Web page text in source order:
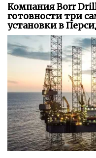
Компания Borr
готовности три
установки в